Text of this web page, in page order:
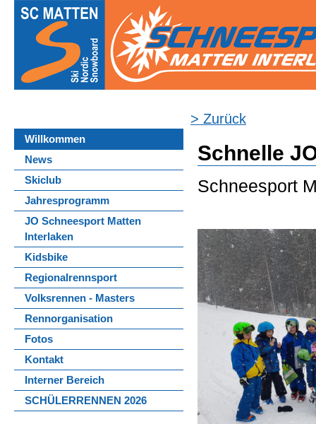
Willkommen
News
Skiclub
Jahresprogramm
JO Schneesport Matten
Interlaken
Kidsbike
Regionalrennsport
Volksrennen - Masters
Rennorganisation
Fotos
Kontakt
Interner Bereich
SCHÜLERRENNEN 2026
> Zurück
Schnelle
Schneesport